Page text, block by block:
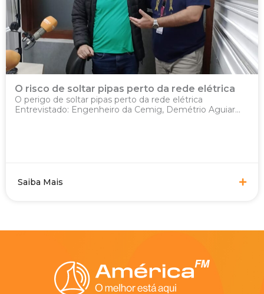
O risco de soltar pipas perto da rede elétrica
O perigo de soltar pipas perto da rede elétrica
Entrevistado: Engenheiro da Cemig, Demétrio Aguiar...
Saiba Mais